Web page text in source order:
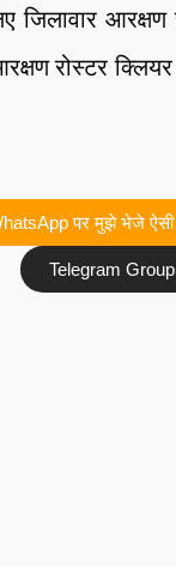
जिलावार
रोस्टर
पर मुझे भेजे ऐसी
Telegram